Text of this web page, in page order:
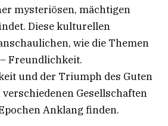
mysteriösen, mächtigen
Diese kulturellen
wie die Themen
Freundlichkeit.
und der Triumph des Guten
verschiedenen Gesellschaften
Anklang finden.